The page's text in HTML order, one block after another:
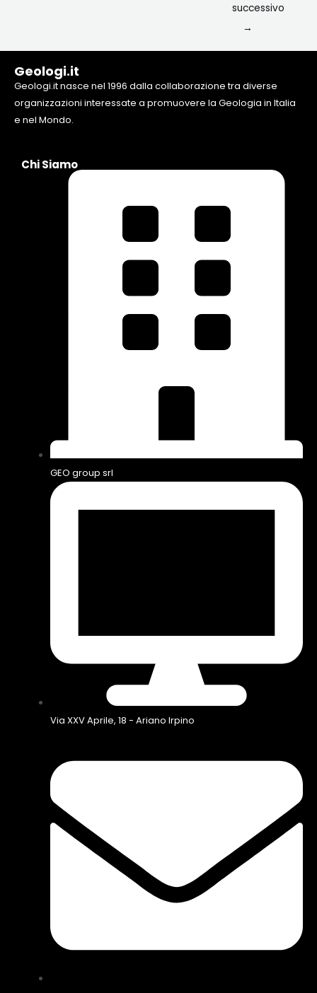
successivo
→
Geologi.it
Geologi.it nasce nel 1996 dalla collaborazione tra diverse
organizzazioni interessate a promuovere la Geologia in Italia
e nel Mondo.
Chi Siamo
GEO group srl
Via XXV Aprile, 18 - Ariano Irpino